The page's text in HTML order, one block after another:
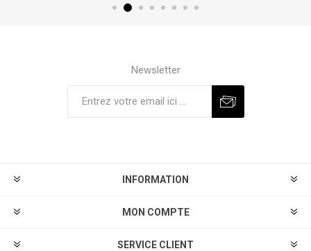
Newsletter
INFORMATION
MON COMPTE
SERVICE CLIENT